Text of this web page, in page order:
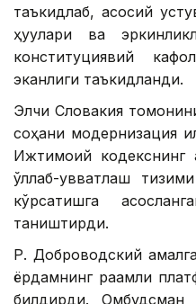
таъкидлаб, асосий
ҳуқуқлари ва
конституциявий
эканлиги таъкидланди.
Элчи Словакия
соҳани модернизация
Ижтимоий кодекснинг
қўллаб-қувватлаш
кўрсатишга
таништирди.
Р. Доброводский
ёрдамнинг рақамли
билдирди. Омбудсман